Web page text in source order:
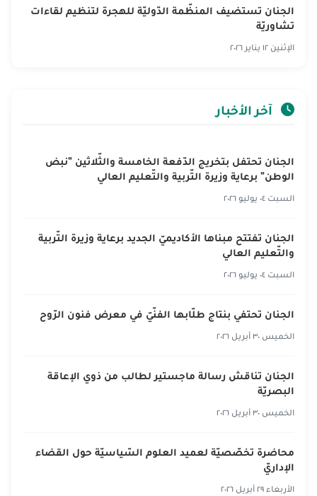
الجنان تستضيف المنظّمة الدّوليّة للهجرة لتنظيم لقاءات
تشاوريّة
الإثنين ١٢ يناير ٢٠٢٦
آخر الأخبار
الجنان تحتفل بتخريج الدّفعة الخامسة والثّلاثين "نبض
الوطن" برعاية وزيرة التّربية والتّعليم العالي
السبت ٠٤ يوليو ٢٠٢٦
الجنان تفتتح مبناها الأكاديميّ الجديد برعاية وزيرة التّربية
والتّعليم العالي
السبت ٠٤ يوليو ٢٠٢٦
الجنان تحتفي بنتاج طلّابها الفنّيّ في معرض فنون الرّوح
الخميس ٣٠ أبريل ٢٠٢٦
الجنان تناقش رسالة ماجستير لطالب من ذوي الإعاقة
البصريّة
الخميس ٣٠ أبريل ٢٠٢٦
محاضرة تخصّصيّة لعميد العلوم السّياسيّة حول القضاء
الإداريّ
الأربعاء ٢٩ أبريل ٢٠٢٦